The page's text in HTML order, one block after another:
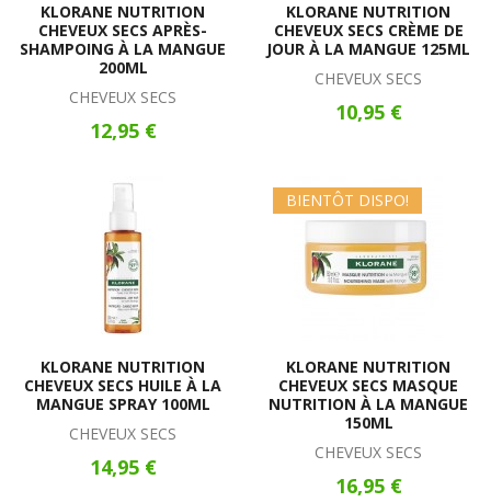
KLORANE NUTRITION
CHEVEUX SECS APRÈS-
SHAMPOING À LA MANGUE
200ML
CHEVEUX SECS
12,95 €
KLORANE NUTRITION
CHEVEUX SECS CRÈME DE
JOUR À LA MANGUE 125ML
CHEVEUX SECS
10,95 €
KLORANE NUTRITION
CHEVEUX SECS HUILE À LA
MANGUE SPRAY 100ML
CHEVEUX SECS
14,95 €
BIENTÔT DISPO!
KLORANE NUTRITION
CHEVEUX SECS MASQUE
NUTRITION À LA MANGUE
150ML
CHEVEUX SECS
16,95 €